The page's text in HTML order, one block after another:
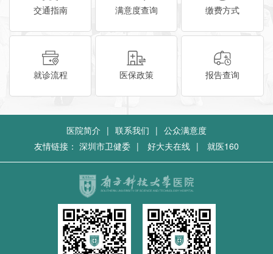
交通指南 满意度查询 缴费方式
就诊流程 医保政策 报告查询
医院简介 | 联系我们 | 公众满意度
友情链接： 深圳市卫健委 | 好大夫在线 | 就医160